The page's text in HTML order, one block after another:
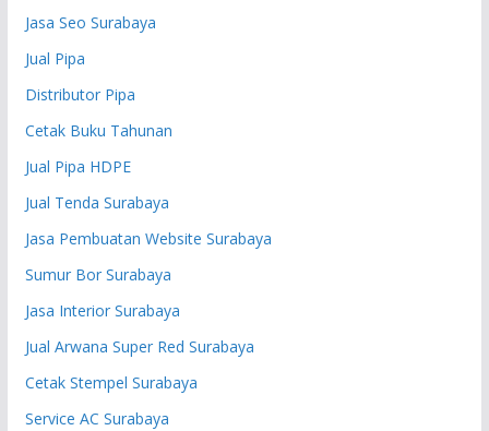
Jasa Seo Surabaya
Jual Pipa
Distributor Pipa
Cetak Buku Tahunan
Jual Pipa HDPE
Jual Tenda Surabaya
Jasa Pembuatan Website Surabaya
Sumur Bor Surabaya
Jasa Interior Surabaya
Jual Arwana Super Red Surabaya
Cetak Stempel Surabaya
Service AC Surabaya